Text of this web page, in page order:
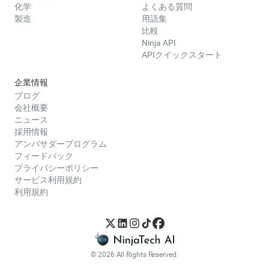
化学
製造
よくある質問
用語集
比較
Ninja API
APIクイックスタート
企業情報
ブログ
会社概要
ニュース
採用情報
アンバサダープログラム
フィードバック
プライバシーポリシー
サービス利用規約
利用規約
© 2026 All Rights Reserved.